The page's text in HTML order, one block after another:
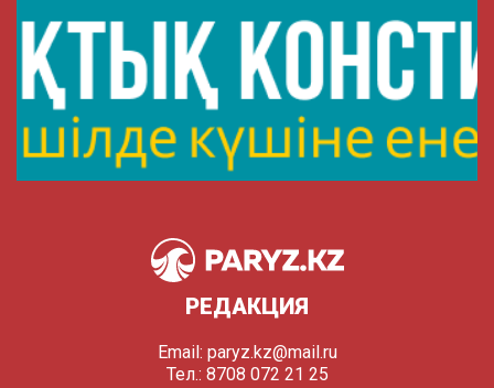
РЕДАКЦИЯ
Email: paryz.kz@mail.ru
Тел.: 8708 072 21 25